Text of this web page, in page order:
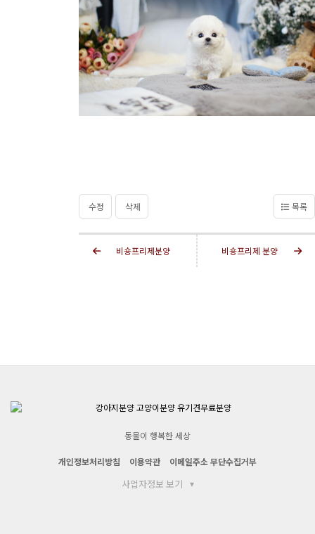
수정 삭제 목록
비숑프리제분양 비숑프리제 분양
동물이 행복한 세상
개인정보처리방침 이용약관 이메일주소 무단수집거부
사업자정보 보기 ▾